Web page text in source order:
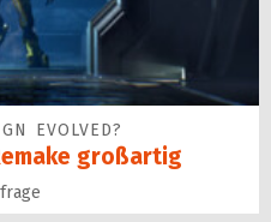
EVOLVED?
großartig